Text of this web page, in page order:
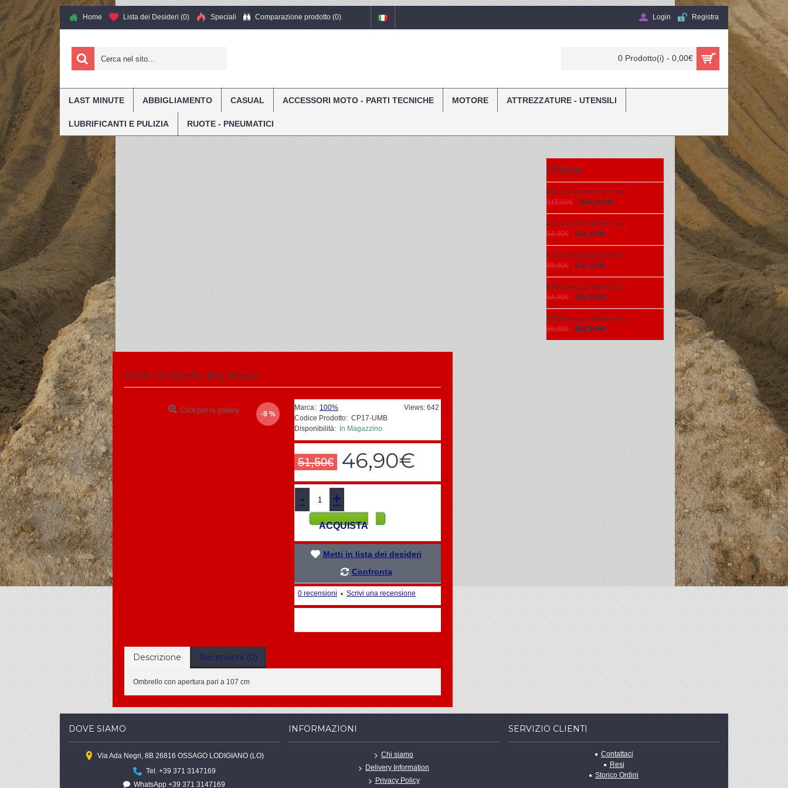
Home Lista dei Desideri (0) Speciali Comparazione prodotto (0) Login Registra
0 Prodotto(i) - 0,00€
LAST MINUTE ABBIGLIAMENTO CASUAL ACCESSORI MOTO - PARTI TECNICHE MOTORE ATTREZZATURE - UTENSILI
LUBRIFICANTI E PULIZIA RUOTE - PNEUMATICI
Home » 100% Ombrello Blu Rosso
Offerte
#VOGLIADIMOTO Shift 2020 3lack Race Label Mint Combo + COPERTONE MAXXIS
315,00€ 214,00€
100% Accuri Astra Clear Lens
54,90€ 49,90€
100% Accuri Astra Mirror Blue Lens
69,90€ 62,90€
100% Accuri Athleto Clear Lens
54,90€ 49,90€
100% Accuri Athleto Mirror Silver Lens
69,90€ 62,90€
100% Ombrello Blu Rosso
-9 %
Click per la gallery Views: 642
Marca: 100%
Codice Prodotto: CP17-UMB
Disponibilità:
In Magazzino
51,50€ 46,90€
- +
ACQUISTA
Metti in lista dei desideri
Confronta
0 recensioni • Scrivi una recensione
Descrizione Recensioni (0)
Ombrello con apertura pari a 107 cm
DOVE SIAMO
Via Ada Negri, 8B 26816 OSSAGO LODIGIANO (LO)
Tel. +39 371 3147169
WhatsApp +39 371 3147169
INFORMAZIONI
Chi siamo
Delivery Information
Privacy Policy
SERVIZIO CLIENTI
Contattaci
Resi
Storico Ordini